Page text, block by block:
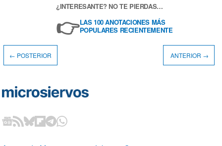
¿INTERESANTE? NO TE PIERDAS…
👉LAS 100 ANOTACIONES MÁS
POPULARES RECIENTEMENTE
← POSTERIOR ANTERIOR →